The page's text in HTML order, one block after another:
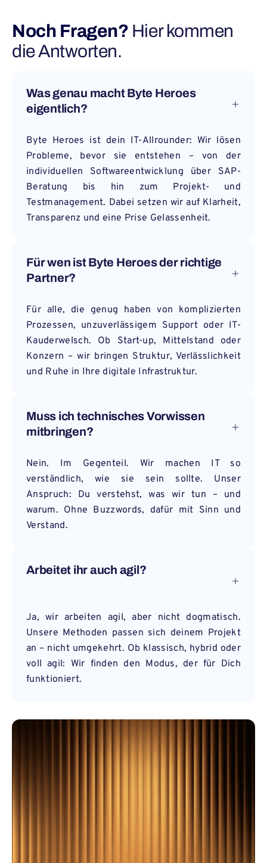
Noch Fragen? Hier kommen
die Antworten.
Was genau macht Byte Heroes
eigentlich?
Byte Heroes ist dein IT-Allrounder: Wir lösen
Probleme, bevor sie entstehen – von der
individuellen Softwareentwicklung über SAP-
Beratung bis hin zum Projekt- und
Testmanagement. Dabei setzen wir auf Klarheit,
Transparenz und eine Prise Gelassenheit.
Für wen ist Byte Heroes der richtige
Partner?
Für alle, die genug haben von komplizierten
Prozessen, unzuverlässigem Support oder IT-
Kauderwelsch. Ob Start-up, Mittelstand oder
Konzern – wir bringen Struktur, Verlässlichkeit
und Ruhe in Ihre digitale Infrastruktur.
Muss ich technisches Vorwissen
mitbringen?
Nein. Im Gegenteil. Wir machen IT so
verständlich, wie sie sein sollte. Unser
Anspruch: Du verstehst, was wir tun – und
warum. Ohne Buzzwords, dafür mit Sinn und
Verstand.
Arbeitet ihr auch agil?
Ja, wir arbeiten agil, aber nicht dogmatisch.
Unsere Methoden passen sich deinem Projekt
an – nicht umgekehrt. Ob klassisch, hybrid oder
voll agil: Wir finden den Modus, der für Dich
funktioniert.